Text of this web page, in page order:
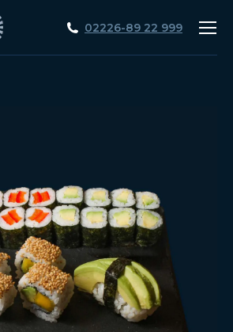
02226-89 22 999